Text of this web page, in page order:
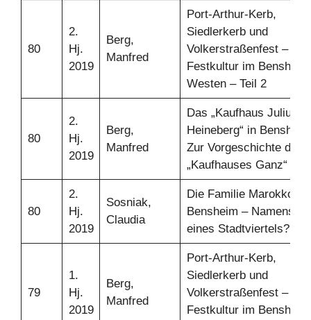
80
2.
Hj.
2019
Berg,
Manfred
Port-Arthur-Kerb,
Siedlerkerb und
Volkerstraßenfest – Zur
Festkultur im
Westen – Teil 2
80
2.
Hj.
2019
Berg,
Manfred
Das „Kaufhaus Julius
Heineberg“ in
Zur Vorgeschichte des
„Kaufhauses Ganz“
80
2.
Hj.
2019
Sosniak,
Claudia
Die Familie Marokko in
Bensheim –
eines Stadtviertels?
79
1.
Hj.
2019
Berg,
Manfred
Port-Arthur-Kerb,
Siedlerkerb und
Volkerstraßenfest – Zur
Festkultur im